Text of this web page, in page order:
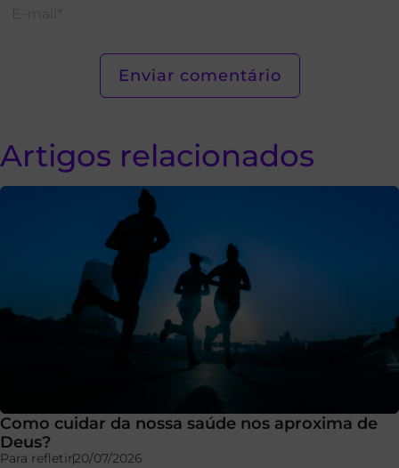
Artigos relacionados
Como cuidar da nossa saúde nos aproxima de
Deus?
Para refletir20/07/2026